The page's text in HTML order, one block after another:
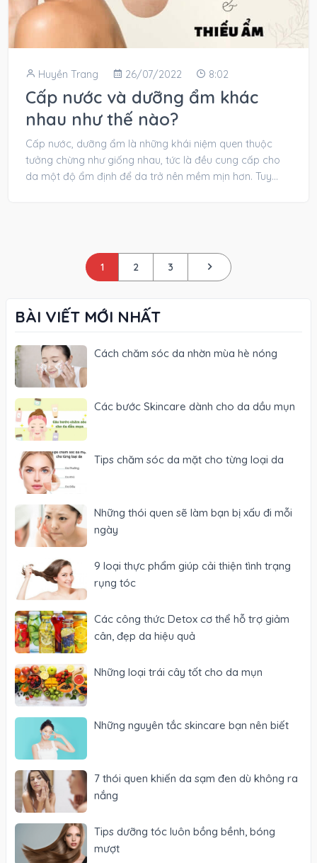
Huyền Trang 26/07/2022 8:02
Cấp nước và dưỡng ẩm khác
nhau như thế nào?
Cấp nước, dưỡng ẩm là những khái niệm quen thuộc
tưởng chừng như giống nhau, tức là đều cung cấp cho
da một độ ẩm định để da trở nên mềm mịn hơn. Tuy
1 2 3
BÀI VIẾT MỚI NHẤT
Cách chăm sóc da nhờn mùa hè nóng
Các bước Skincare dành cho da dầu mụn
Tips chăm sóc da mặt cho từng loại da
Những thói quen sẽ làm bạn bị xấu đi mỗi
ngày
9 loại thực phẩm giúp cải thiện tình trạng
rụng tóc
Các công thức Detox cơ thể hỗ trợ giảm
cân, đẹp da hiệu quả
Những loại trái cây tốt cho da mụn
Những nguyên tắc skincare bạn nên biết
7 thói quen khiến da sạm đen dù không ra
nắng
Tips dưỡng tóc luôn bồng bềnh, bóng
mượt